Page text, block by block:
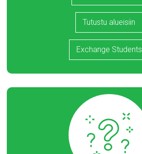
Tutustu alueisiin
Exchange Students